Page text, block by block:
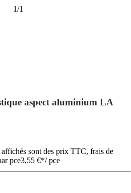
1/1
aspect aluminium LA
sont des prix TTC, frais de
pce3,55 €*/ pce